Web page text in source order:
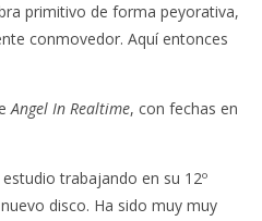
primitivo de forma peyorativa,
conmovedor. Aquí entonces
Angel In Realtime, con fechas en
trabajando en su 12º
disco. Ha sido muy muy